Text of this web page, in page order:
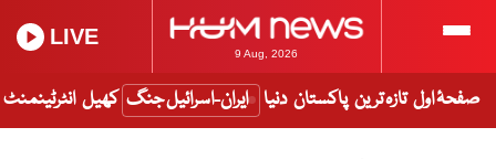
9 Aug, 2026
LIVE
صفحۂ اول تازہ ترین پاکستان دنیا ایران-اسرائیل جنگ کھیل انٹرٹینمنٹ